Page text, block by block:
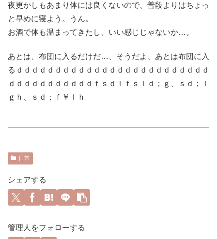
夜更かしもあまり体には良くないので、普段よりはちょっ
と早めに寝よう。うん。
お酒で体も温まってきたし、いい感じじゃないか…。
あとは、布団に入るだけだ…、そうだよ、あとは布団に入
るｄｄｄｄｄｄｄｄｄｄｄｄｄｄｄｄｄｄｄｄｄｄｄｄｄ
ｄｄｄｄｄｄｄｄｄｄｄｆｓｄｌｆｓｌｄ；ｇ、ｓｄ；ｌ
ｇｈ、ｓｄ；ｆ￥ｌｈ
日常
シェアする
管理人をフォローする